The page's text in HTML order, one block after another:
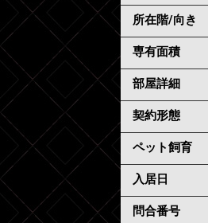
所在階/向き
専有面積
部屋詳細
契約形態
ペット飼育
入居日
問合番号